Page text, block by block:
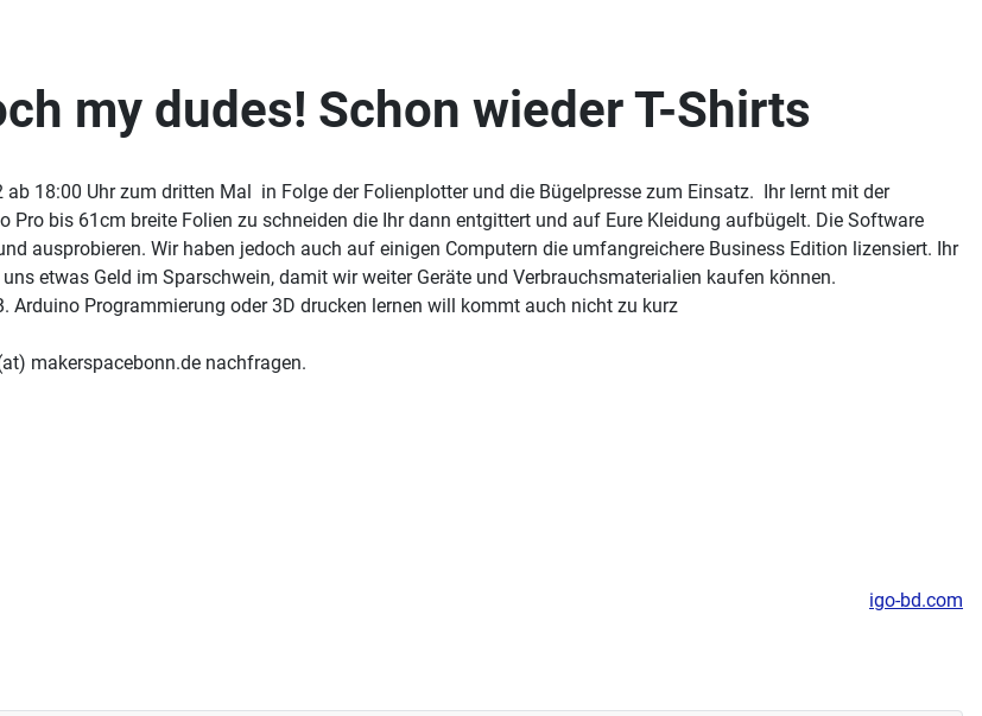
my dudes! Schon wieder T-Shirts
18:00 Uhr zum dritten Mal in Folge der Folienplotter und die Bügelpresse zum Einsatz. Ihr lernt mit der
bis 61cm breite Folien zu schneiden die Ihr dann entgittert und auf Eure Kleidung aufbügelt. Die Software
ausprobieren. Wir haben jedoch auch auf einigen Computern die umfangreichere Business Edition lizensiert. Ihr
etwas Geld im Sparschwein, damit wir weiter Geräte und Verbrauchsmaterialien kaufen können.
Arduino Programmierung oder 3D drucken lernen will kommt auch nicht zu kurz
makerspacebonn.de nachfragen.
igo-bd.com